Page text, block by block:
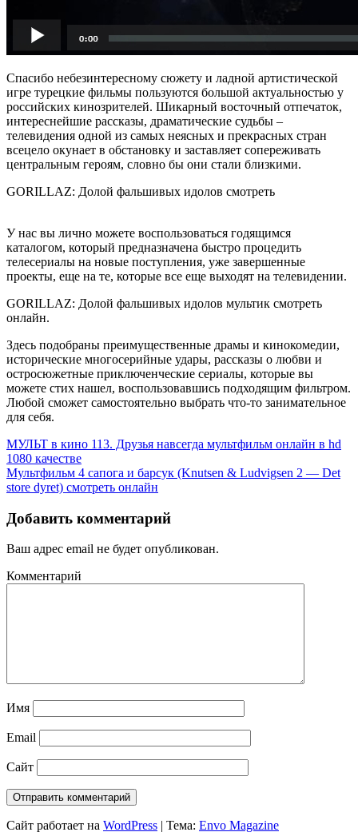
Спасибо небезинтересному сюжету и ладной артистической
игре турецкие фильмы пользуются большой актуальностью у
российских кинозрителей. Шикарный восточный отпечаток,
интереснейшие рассказы, драматические судьбы –
телевидения одной из самых неясных и прекрасных стран
всецело окунает в обстановку и заставляет сопереживать
центральным героям, словно бы они стали близкими.
GORILLAZ: Долой фальшивых идолов смотреть
У нас вы лично можете воспользоваться годящимся
каталогом, который предназначена быстро процедить
телесериалы на новые поступления, уже завершенные
проекты, еще на те, которые все еще выходят на телевидении.
GORILLAZ: Долой фальшивых идолов мультик смотреть
онлайн.
Здесь подобраны преимущественные драмы и кинокомедии,
исторические многосерийные удары, рассказы о любви и
остросюжетные приключенческие сериалы, которые вы
можете стих нашел, воспользовавшись подходящим фильтром.
Любой сможет самостоятельно выбрать что-то занимательное
для себя.
МУЛЬТ в кино 113. Друзья навсегда мультфильм онлайн в hd
1080 качестве
Мультфильм 4 сапога и барсук (Knutsen & Ludvigsen 2 — Det
store dyret) смотреть онлайн
Добавить комментарий
Ваш адрес email не будет опубликован.
Комментарий
Имя
Email
Сайт
Сайт работает на WordPress | Тема: Envo Magazine